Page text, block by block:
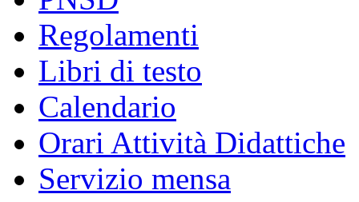
Regolamenti
Libri di testo
Calendario
Orari Attività Didattiche
Servizio mensa